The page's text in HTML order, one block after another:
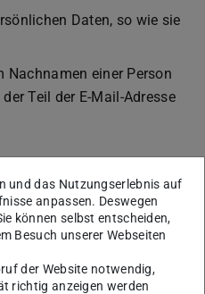
Daten, so wie sie
Nachnamen einer Person
Teil der E-Mail-Adresse
und das Nutzungserlebnis auf
anpassen. Deswegen
können selbst entscheiden,
Besuch unserer Webseiten
der Website notwendig,
richtig anzeigen werden